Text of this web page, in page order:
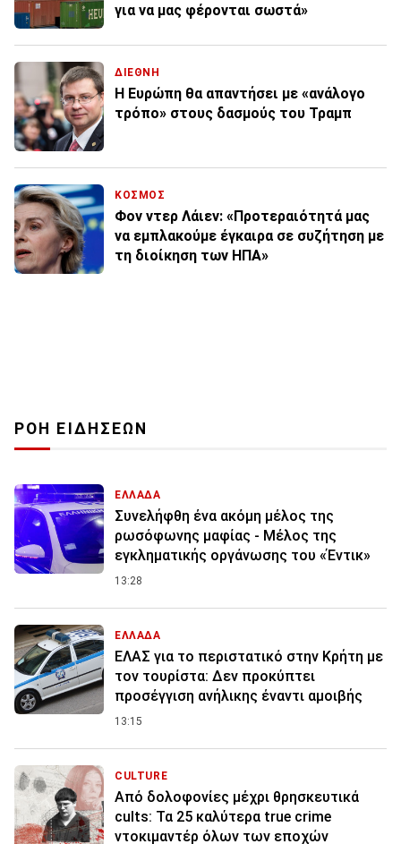
για να μας φέρονται σωστά»
ΔΙΕΘΝΗ
Η Ευρώπη θα απαντήσει με «ανάλογο
τρόπο» στους δασμούς του Τραμπ
ΚΟΣΜΟΣ
Φον ντερ Λάιεν: «Προτεραιότητά μας
να εμπλακούμε έγκαιρα σε συζήτηση με
τη διοίκηση των ΗΠΑ»
ΡΟΗ ΕΙΔΗΣΕΩΝ
ΕΛΛΑΔΑ
Συνελήφθη ένα ακόμη μέλος της
ρωσόφωνης μαφίας - Μέλος της
εγκληματικής οργάνωσης του «Έντικ»
13:28
ΕΛΛΑΔΑ
ΕΛΑΣ για το περιστατικό στην Κρήτη με
τον τουρίστα: Δεν προκύπτει
προσέγγιση ανήλικης έναντι αμοιβής
13:15
CULTURE
Από δολοφονίες μέχρι θρησκευτικά
cults: Τα 25 καλύτερα true crime
ντοκιμαντέρ όλων των εποχών